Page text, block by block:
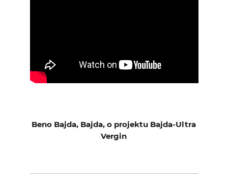
Beno Bajda, Bajda, o projektu Bajda-Ultra
Vergin